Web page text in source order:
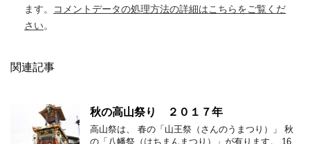
ます。
コメントデータの処理方法の詳細はこちらをご覧くだ
さい。
関連記事
秋の高山祭り ２０１７年
高山祭は、 春の「山王祭（さんのうまつり）」 秋
の「八幡祭（はちまんまつり）」が有ります。 16